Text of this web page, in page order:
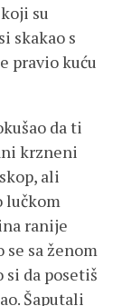
su
skakao s
pravio kuću
da ti
krzneni
ali
lučkom
ranije
se sa ženom
si da posetiš
Šaputali